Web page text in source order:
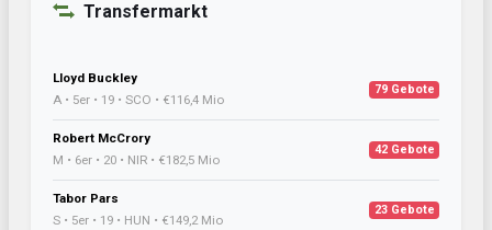
Transfermarkt
Lloyd Buckley
A • 5er • 19 • SCO • €116,4 Mio
79 Gebote
Robert McCrory
M • 6er • 20 • NIR • €182,5 Mio
42 Gebote
Tabor Pars
S • 5er • 19 • HUN • €149,2 Mio
23 Gebote